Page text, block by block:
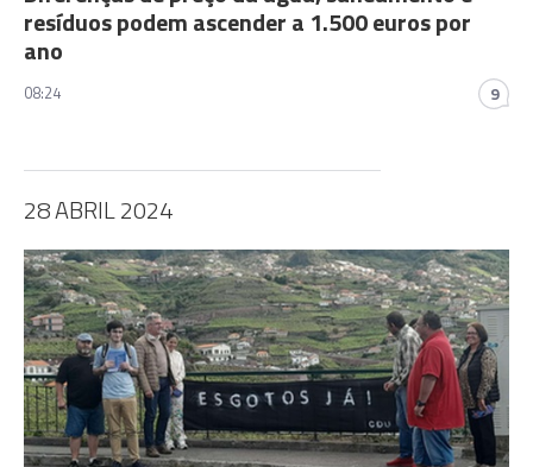
resíduos podem ascender a 1.500 euros por
ano
08:24 9
28 ABRIL 2024